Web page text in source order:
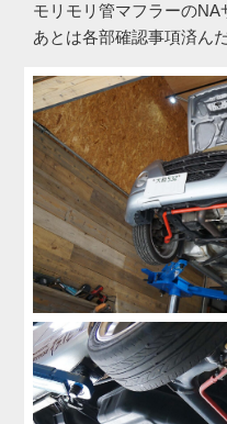
モリモリ管マフラーのNA
あとは各部確認事項済ん